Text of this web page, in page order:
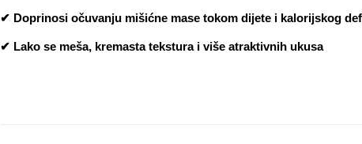
✔ Doprinosi očuvanju mišićne mase tokom dijete i kalorijskog
✔ Lako se meša, kremasta tekstura i više atraktivnih ukusa